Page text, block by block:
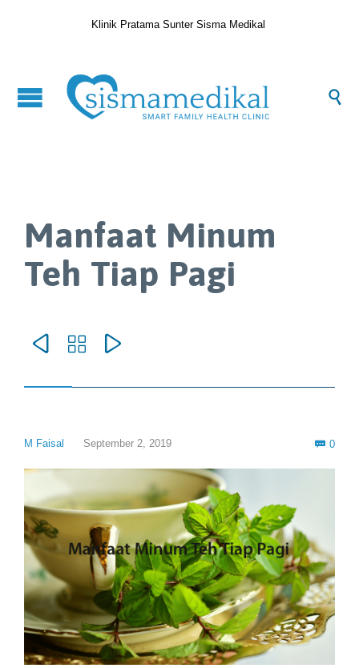
Klinik Pratama Sunter Sisma Medikal

Manfaat Minum
Teh Tiap Pagi
  
M Faisal September 2, 2019  0